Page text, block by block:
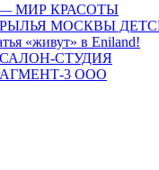
МИР КРАСОТЫ
МОСКВЫ
«живут» в Eniland!
СТУДИЯ
3 ООО